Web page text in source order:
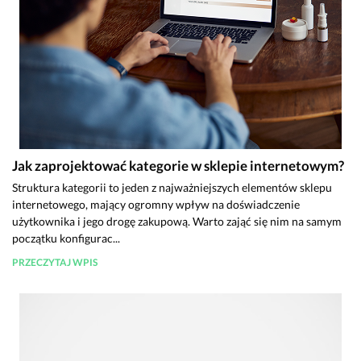
Jak zaprojektować kategorie w sklepie internetowym?
Struktura kategorii to jeden z najważniejszych elementów sklepu
internetowego, mający ogromny wpływ na doświadczenie
użytkownika i jego drogę zakupową. Warto zająć się nim na samym
początku konfigurac...
PRZECZYTAJ WPIS